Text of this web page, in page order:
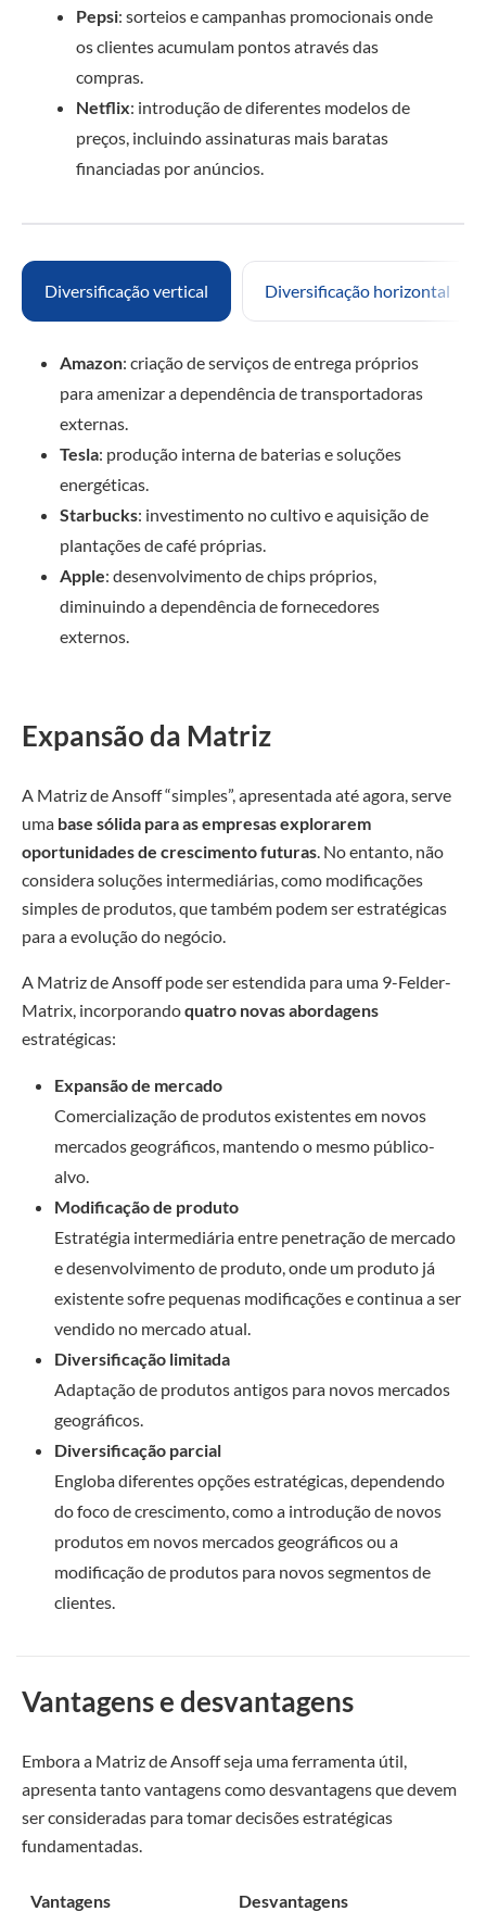
Pepsi: sorteios e campanhas promocionais onde
os clientes acumulam pontos através das
compras.
Netflix: introdução de diferentes modelos de
preços, incluindo assinaturas mais baratas
financiadas por anúncios.
Diversificação vertical Diversificação horizontal
Amazon: criação de serviços de entrega próprios
para amenizar a dependência de transportadoras
externas.
Tesla: produção interna de baterias e soluções
energéticas.
Starbucks: investimento no cultivo e aquisição de
plantações de café próprias.
Apple: desenvolvimento de chips próprios,
diminuindo a dependência de fornecedores
externos.
Expansão da Matriz
A Matriz de Ansoff “simples”, apresentada até agora, serve
uma base sólida para as empresas explorarem
oportunidades de crescimento futuras. No entanto, não
considera soluções intermediárias, como modificações
simples de produtos, que também podem ser estratégicas
para a evolução do negócio.
A Matriz de Ansoff pode ser estendida para uma 9-Felder-
Matrix, incorporandoquatro novas abordagens
estratégicas:
Expansão de mercado
Comercialização de produtos existentes em novos
mercados geográficos, mantendo o mesmo público-
alvo.
Modificação de produto
Estratégia intermediária entre penetração de mercado
e desenvolvimento de produto, onde um produto já
existente sofre pequenas modificações e continua a ser
vendido no mercado atual.
Diversificação limitada
Adaptação de produtos antigos para novos mercados
geográficos.
Diversificação parcial
Engloba diferentes opções estratégicas, dependendo
do foco de crescimento, como a introdução de novos
produtos em novos mercados geográficos ou a
modificação de produtos para novos segmentos de
clientes.
Vantagens e desvantagens
Embora a Matriz de Ansoff seja uma ferramenta útil,
apresenta tanto vantagens como desvantagens que devem
ser consideradas para tomar decisões estratégicas
fundamentadas.
Vantagens Desvantagens